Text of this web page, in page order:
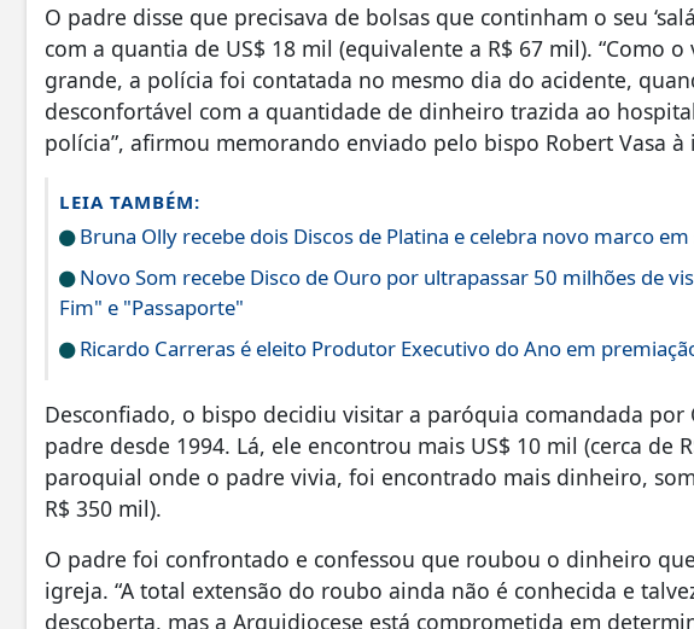
O padre disse que precisava de bolsas que continham o seu
com a quantia de US$ 18 mil (equivalente a R$ 67 mil). “Como
grande, a polícia foi contatada no mesmo dia do acidente,
desconfortável com a quantidade de dinheiro trazida ao
polícia”, afirmou memorando enviado pelo bispo Robert Vasa à
LEIA TAMBÉM:
Bruna Olly recebe dois Discos de Platina e celebra novo marco
Novo Som recebe Disco de Ouro por ultrapassar 50 milhões de
Fim" e "Passaporte"
Ricardo Carreras é eleito Produtor Executivo do Ano em
Desconfiado, o bispo decidiu visitar a paróquia comandada por
padre desde 1994. Lá, ele encontrou mais US$ 10 mil (cerca de
paroquial onde o padre vivia, foi encontrado mais dinheiro,
R$ 350 mil).
O padre foi confrontado e confessou que roubou o dinheiro
igreja. “A total extensão do roubo ainda não é conhecida e
descoberta, mas a Arquidiocese está comprometida em